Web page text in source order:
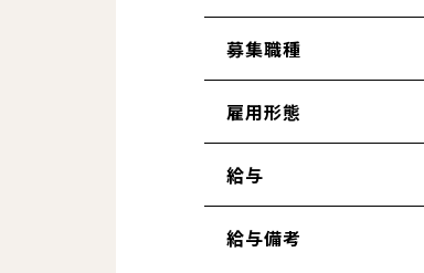
募集職種
雇用形態
給与
給与備考